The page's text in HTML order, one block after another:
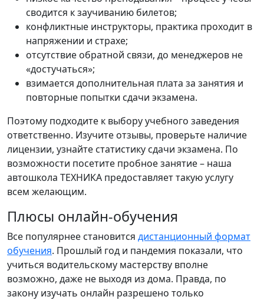
сводится к заучиванию билетов;
конфликтные инструкторы, практика проходит в
напряжении и страхе;
отсутствие обратной связи, до менеджеров не
«достучаться»;
взимается дополнительная плата за занятия и
повторные попытки сдачи экзамена.
Поэтому подходите к выбору учебного заведения
ответственно. Изучите отзывы, проверьте наличие
лицензии, узнайте статистику сдачи экзамена. По
возможности посетите пробное занятие – наша
автошкола ТЕХНИКА предоставляет такую услугу
всем желающим.
Плюсы онлайн-обучения
Все популярнее становится дистанционный формат
обучения. Прошлый год и пандемия показали, что
учиться водительскому мастерству вполне
возможно, даже не выходя из дома. Правда, по
закону изучать онлайн разрешено только